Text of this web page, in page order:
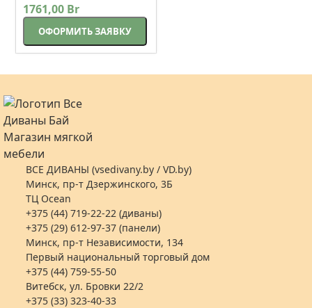
1761,00 Br
ОФОРМИТЬ ЗАЯВКУ
ВСЕ ДИВАНЫ (vsedivany.by / VD.by)
Минск, пр-т Дзержинского, 3Б
ТЦ Ocean
+375 (44) 719-22-22 (диваны)
+375 (29) 612-97-37 (панели)
Минск, пр-т Независимости, 134
Первый национальный торговый дом
+375 (44) 759-55-50
Витебск, ул. Бровки 22/2
+375 (33) 323-40-33